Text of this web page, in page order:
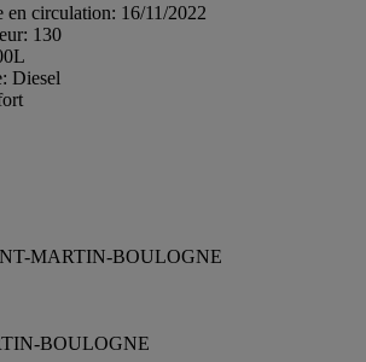
en circulation: 16/11/2022
130
Diesel
MARTIN-BOULOGNE
BOULOGNE